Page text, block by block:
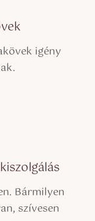
igény
Bármilyen
szívesen